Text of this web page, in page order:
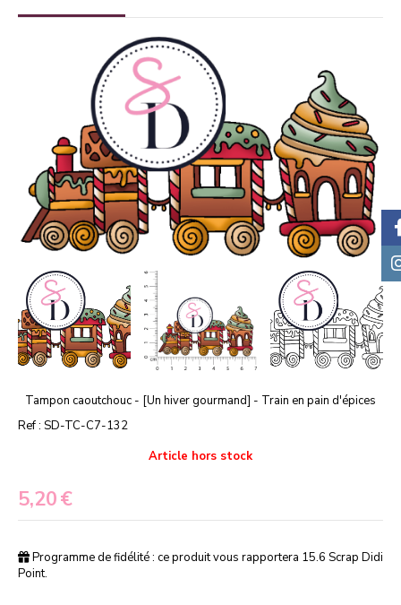
Tampon caoutchouc - [Un hiver gourmand] - Train en pain d'épices
Ref : SD-TC-C7-132
5,20€
Article hors stock
Programme de fidélité : ce produit vous rapportera 15.6 Scrap Didi
Point.